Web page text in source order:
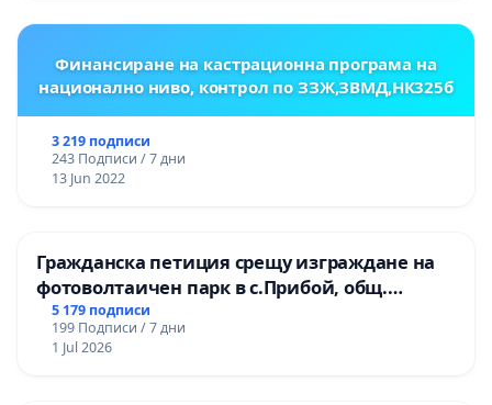
Финансиране на кастрационна програма на
национално ниво, контрол по ЗЗЖ,ЗВМД,НК325б
3 219 подписи
243 Подписи / 7 дни
13 Jun 2022
Гражданска петиция срещу изграждане на
фотоволтаичен парк в с.Прибой, общ.
Радомир
5 179 подписи
199 Подписи / 7 дни
1 Jul 2026